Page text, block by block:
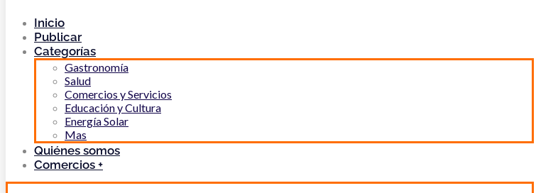
Inicio
Publicar
Categorías
Gastronomía
Salud
Comercios y Servicios
Educación y Cultura
Energía Solar
Mas
Quiénes somos
Comercios +